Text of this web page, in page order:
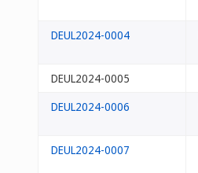
DEUL2024-0004
DEUL2024-0005
DEUL2024-0006
DEUL2024-0007